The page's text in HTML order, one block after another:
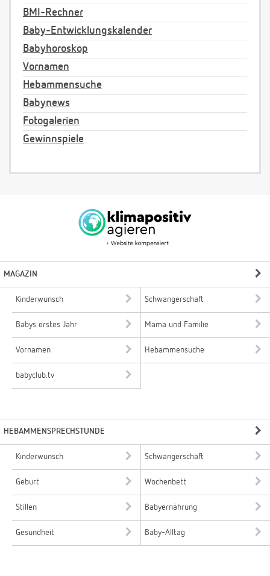
BMI-Rechner
Baby-Entwicklungskalender
Babyhoroskop
Vornamen
Hebammensuche
Babynews
Fotogalerien
Gewinnspiele
MAGAZIN
Kinderwunsch Schwangerschaft
Babys erstes Jahr Mama und Familie
Vornamen Hebammensuche
babyclub.tv
HEBAMMENSPRECHSTUNDE
Kinderwunsch Schwangerschaft
Geburt Wochenbett
Stillen Babyernährung
Gesundheit Baby-Alltag